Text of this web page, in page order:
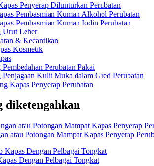
Penyerap Dilunturkan Perubatan
Pembasmian Kuman Alkohol Perubatan
Pembasmian Kuman Iodin Perubatan
Urut Leher
& Kecantikan
Kosmetik
Pembedahan Perubatan Pakai
Penjagaan Kulit Muka dalam Gred Perubatan
Kapas Penyerap Perubatan
diketengahkan
atau Potongan Mampat Kapas Penyerap
Dengan Pelbagai Tongkat